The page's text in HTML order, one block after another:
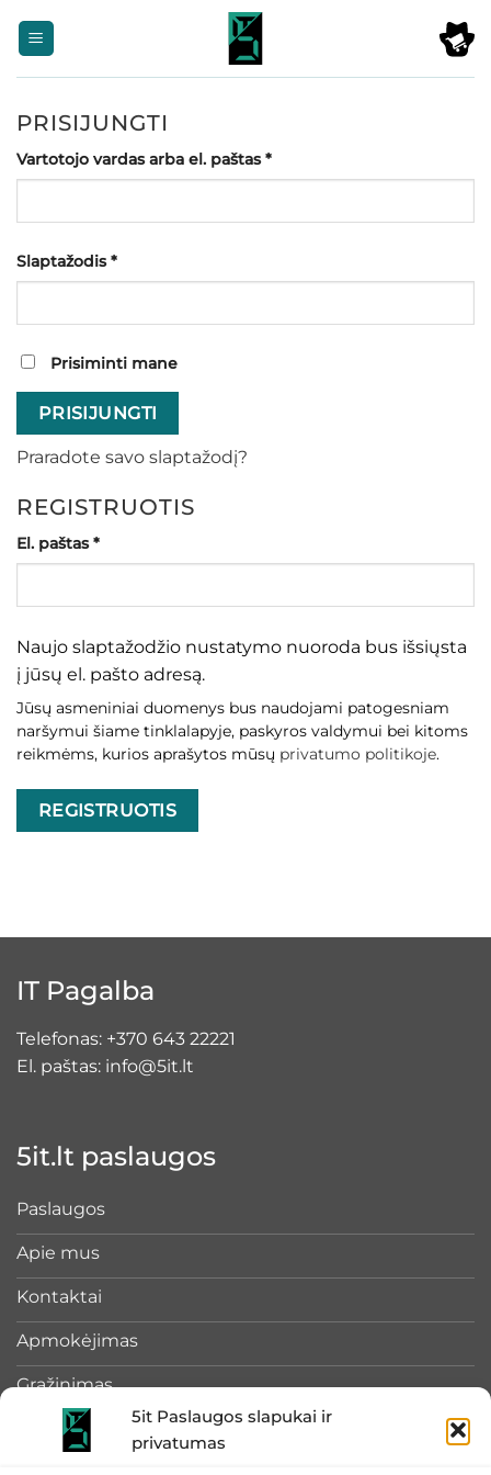
5it Paslaugos slapukai ir
privatumas
PRISIJUNGTI
Vartotojo vardas arba el. paštas*Privalomas
Slaptažodis*Privalomas
Prisiminti mane
PRISIJUNGTI
Praradote savo slaptažodį?
REGISTRUOTIS
El. paštas*Privalomas
Naujo slaptažodžio nustatymo nuoroda bus išsiųsta
į jūsų el. pašto adresą.
Jūsų asmeniniai duomenys bus naudojami patogesniam
naršymui šiame tinklalapyje, paskyros valdymui bei kitoms
reikmėms, kurios aprašytos mūsų privatumo politikoje.
REGISTRUOTIS
IT Pagalba
Telefonas: +370 643 22221
El. paštas: info@5it.lt
5it.lt paslaugos
Paslaugos
Apie mus
Kontaktai
Apmokėjimas
Grąžinimas
Rekvizitai